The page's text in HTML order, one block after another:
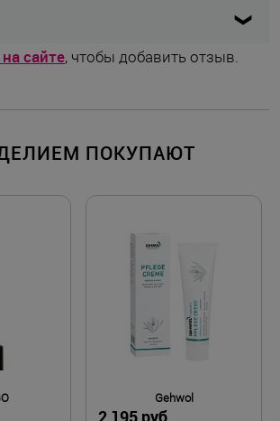
Натуральная кожа
Поликоттон
сайте, чтобы добавить отзыв.
ПОКУПАЮТ
Gehwol